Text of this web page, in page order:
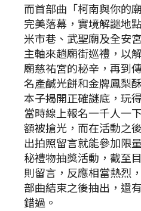
而首部曲「柯南與你的
完美落幕，實境解謎地
米市巷、武聖廟及全安
主軸來趟廟街巡禮，以
廟慈祐宮的秘辛，再到
名產鹹光餅和金牌鳳梨
本子揭開正確謎底，玩
當時線上報名一千人一
額被搶光，而在活動之
出拍照留言就能參加限
秘禮物抽獎活動，截至
則留言，反應相當熱烈
部曲結束之後抽出，還
錯過。